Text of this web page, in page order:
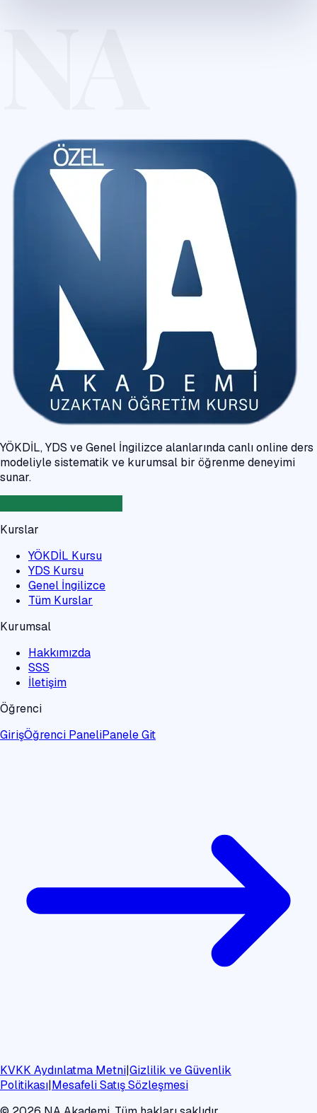
NA
YÖKDİL, YDS ve Genel İngilizce alanlarında canlı online ders
modeliyle sistematik ve kurumsal bir öğrenme deneyimi
sunar.
Kurslar
YÖKDİL Kursu
YDS Kursu
Genel İngilizce
Tüm Kurslar
Kurumsal
Hakkımızda
SSS
İletişim
Öğrenci
GirişÖğrenci PaneliPanele Git
KVKK Aydınlatma Metni|Gizlilik ve Güvenlik
Politikası|Mesafeli Satış Sözleşmesi